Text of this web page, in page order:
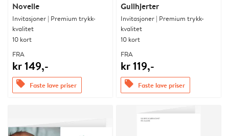
Novelle
Invitasjoner | Premium trykk-
kvalitet
10 kort
FRA
kr 149,-
offers Faste lave priser
Gullhjerter
Invitasjoner | Premium trykk-
kvalitet
10 kort
FRA
kr 119,-
offers Faste lave priser